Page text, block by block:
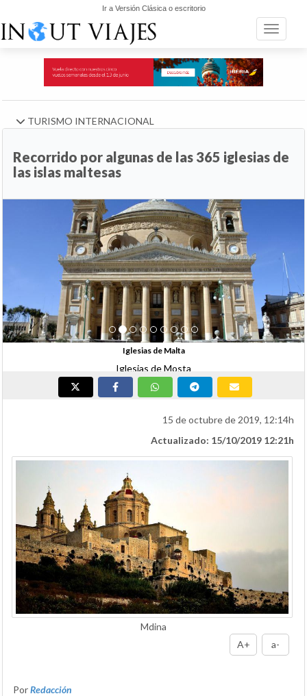
Ir a Versión Clásica o escritorio
Toggle
TURISMO INTERNACIONAL
Recorrido por algunas de las 365 iglesias de
las islas maltesas
Iglesias de Malta
Iglesias de Mosta
15 de octubre de 2019, 12:14h
Actualizado: 15/10/2019 12:21h
Mdina
A+
a-
PorRedacción